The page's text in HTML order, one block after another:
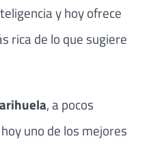
y hoy ofrece
rica de lo que sugiere
, a pocos
uno de los mejores